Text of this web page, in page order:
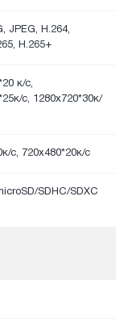
JPEG, H.264,
H.265+
к/с,
с, 1280х720*30к/
с, 720x480*20к/с
SDHC/SDXC